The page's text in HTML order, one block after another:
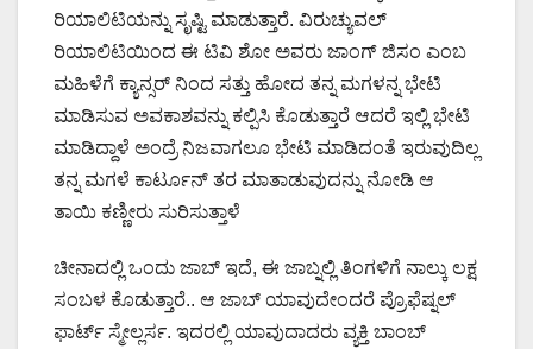
ರಿಯಾಲಿಟಿಯನ್ನು ಸೃಷ್ಟಿ ಮಾಡುತ್ತಾರೆ. ವಿರುಚ್ಯುವಲ್
ರಿಯಾಲಿಟಿಯಿಂದ ಈ ಟಿವಿ ಶೋ ಅವರು ಜಾಂಗ್ ಜಿಸಂ ಎಂಬ
ಮಹಿಳೆಗೆ ಕ್ಯಾನ್ಸರ್ ನಿಂದ ಸತ್ತು ಹೋದ ತನ್ನ ಮಗಳನ್ನ ಭೇಟಿ
ಮಾಡಿಸುವ ಅವಕಾಶವನ್ನು ಕಲ್ಪಿಸಿ ಕೊಡುತ್ತಾರೆ ಆದರೆ ಇಲ್ಲಿ ಭೇಟಿ
ಮಾಡಿದ್ದಾಳೆ ಅಂದ್ರೆ ನಿಜವಾಗಲೂ ಭೇಟಿ ಮಾಡಿದಂತೆ ಇರುವುದಿಲ್ಲ
ತನ್ನ ಮಗಳೆ ಕಾರ್ಟೂನ್ ತರ ಮಾತಾಡುವುದನ್ನು ನೋಡಿ ಆ
ತಾಯಿ ಕಣ್ಣೀರು ಸುರಿಸುತ್ತಾಳೆ
ಚೀನಾದಲ್ಲಿ ಒಂದು ಜಾಬ್ ಇದೆ, ಈ ಜಾಬ್ನಲ್ಲಿ ತಿಂಗಳಿಗೆ ನಾಲ್ಕು ಲಕ್ಷ
ಸಂಬಳ ಕೊಡುತ್ತಾರೆ.. ಆ ಜಾಬ್ ಯಾವುದೇಂದರೆ ಪ್ರೊಫೆಷ್ನಲ್
ಫಾರ್ಟ್ ಸ್ಮೇಲ್ಲರ್ಸ. ಇದರಲ್ಲಿ ಯಾವುದಾದರು ವ್ಯಕ್ತಿ ಬಾಂಬ್